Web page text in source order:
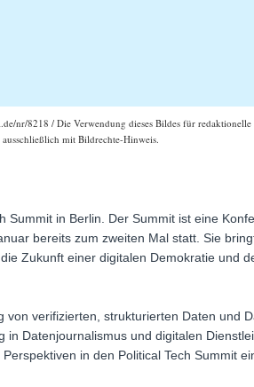
nr/8218 / Die Verwendung dieses Bildes für
mit Bildrechte-Hinweis.
in Berlin. Der Summit ist eine
bereits zum zweiten Mal statt. Sie
Zukunft einer digitalen Demokratie und
verifizierten, strukturierten Daten und
Datenjournalismus und digitalen
in den Political Tech Summit